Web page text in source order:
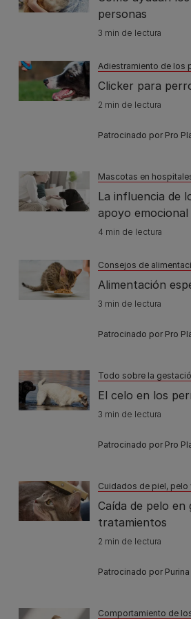
personas
3 min de lectura
Adiestramiento de los
Clicker para
2 min de lectura
Patrocinado por Pro
Mascotas en
La influencia de
apoyo emocional
4 min de lectura
Consejos de
Alimentación
3 min de lectura
Patrocinado por Pro
Todo sobre la
El celo en los
3 min de lectura
Patrocinado por Pro
Cuidados de piel, pelo
Caída de pelo en
tratamientos
2 min de lectura
Patrocinado por Purina
Comportamiento de